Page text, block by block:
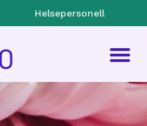
Helsepersonell